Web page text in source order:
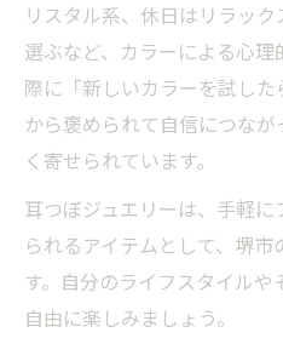
リスタル系、休日はリラッ
選ぶなど、カラーによる心
際に「新しいカラーを試し
から褒められて自信につな
く寄せられています。
耳つぼジュエリーは、手軽
られるアイテムとして、堺
す。自分のライフスタイルや
自由に楽しみましょう。